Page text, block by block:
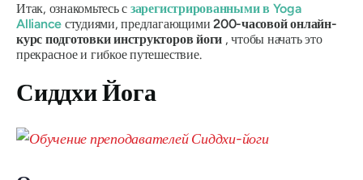
Итак, ознакомьтесь с зарегистрированными в Yoga
Alliance студиями, предлагающими 200-часовой онлайн-
курс подготовки инструкторов йоги , чтобы начать это
прекрасное и гибкое путешествие.
Сиддхи Йога